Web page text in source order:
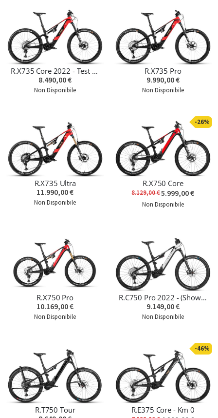
R.X735 Core 2022 - Test Bike - Ultima unità
8.490,00 €
Non Disponibile
R.X735 Pro
9.990,00 €
Non Disponibile
R.X735 Ultra
11.990,00 €
Non Disponibile
-26%
R.X750 Core
8.129,00 €5.999,00 €
Non Disponibile
R.X750 Pro
10.169,00 €
Non Disponibile
R.C750 Pro 2022 - (Showroom Bike - 890Km)
9.149,00 €
Non Disponibile
R.T750 Tour
-46%
R.E375 Core - Km 0